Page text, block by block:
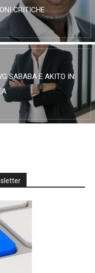
CRITICHE
SABABA E AKITO IN